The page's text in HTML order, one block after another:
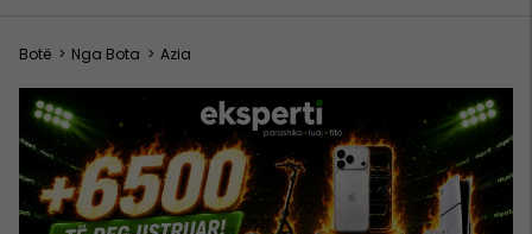
Botë > Nga Bota > Azia